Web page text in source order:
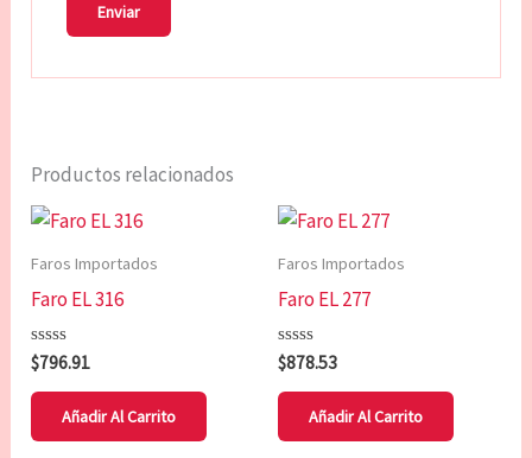
Productos relacionados
Faros Importados
Faro EL 316
Valorado
con
0
$796.91
Añadir Al Carrito
Faros Importados
Faro EL 277
Valorado
con
0
$878.53
Añadir Al Carrito